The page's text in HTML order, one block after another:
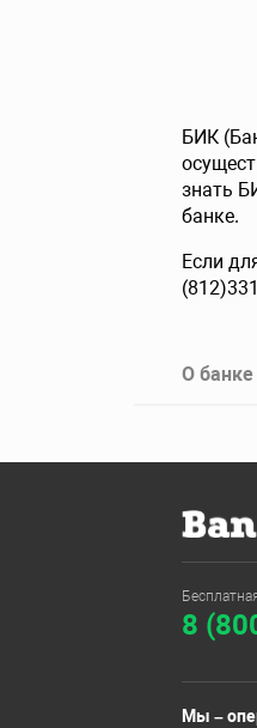
БИК
знать
банке.
Если
О банке
8
Мы –